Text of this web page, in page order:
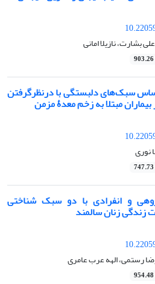
بشارت، نازیلا امانی
سبک‌های دلبستگی با درنظرگرفتن
مبتلا به زخم معدۀ مزمن
نوری
و انفرادی با دو سبک شناختی
زندگی زنان سالمند
رستمی، الهه عرب عامری